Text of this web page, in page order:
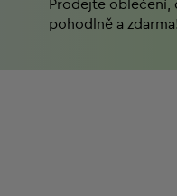
Prodejte oblečení,
pohodlně a